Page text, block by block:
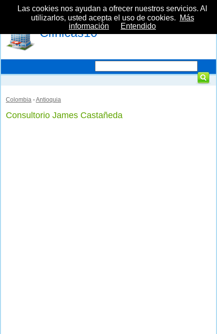
Clínicas10
Colombia -Antioquia
Consultorio James Castañeda
Las cookies nos ayudan a ofrecer nuestros servicios. Al
utilizarlos, usted acepta el uso de cookies.
Más
información
Entendido